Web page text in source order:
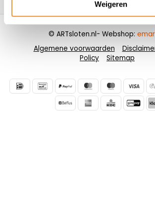
Weigeren
Algemene voorwaarden
Policy
Sitemap
© ARTsloten.nl- Webshop: